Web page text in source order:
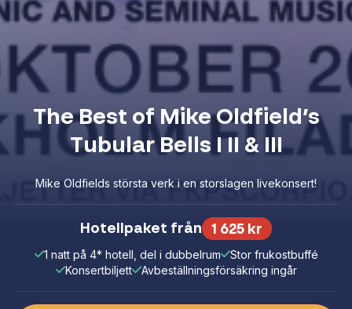
The Best of Mike Oldfield’s
Tubular Bells I II & III
Mike Oldfields största verk i en storslagen livekonsert!
Hotellpaket från 1 625 kr
1 natt på 4* hotell, del i dubbelrum
Stor frukostbuffé
Konsertbiljett
Avbeställningsförsäkring ingår